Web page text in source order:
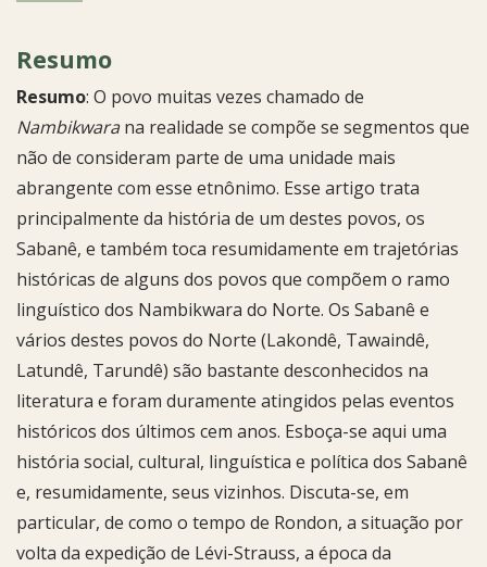
Resumo
Resumo: O povo muitas vezes chamado de
Nambikwara na realidade se compõe se segmentos que
não de consideram parte de uma unidade mais
abrangente com esse etnônimo. Esse artigo trata
principalmente da história de um destes povos, os
Sabanê, e também toca resumidamente em trajetórias
históricas de alguns dos povos que compõem o ramo
linguístico dos Nambikwara do Norte. Os Sabanê e
vários destes povos do Norte (Lakondê, Tawaindê,
Latundê, Tarundê) são bastante desconhecidos na
literatura e foram duramente atingidos pelas eventos
históricos dos últimos cem anos. Esboça-se aqui uma
história social, cultural, linguística e política dos Sabanê
e, resumidamente, seus vizinhos. Discuta-se, em
particular, de como o tempo de Rondon, a situação por
volta da expedição de Lévi-Strauss, a época da